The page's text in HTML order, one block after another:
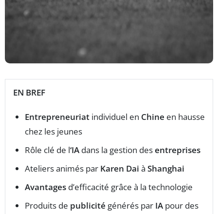
EN BREF
Entrepreneuriat individuel en Chine en hausse
chez les jeunes
Rôle clé de l‘IA dans la gestion desentreprises
Ateliers animés par Karen Dai à Shanghai
Avantages d’efficacité grâce à la technologie
Produits de publicité générés par IA pour des